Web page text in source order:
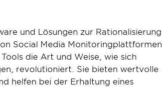
und Lösungen zur Rationalisierung
Social Media Monitoringplattformen
die Art und Weise, wie sich
revolutioniert. Sie bieten wertvolle
helfen bei der Erhaltung eines